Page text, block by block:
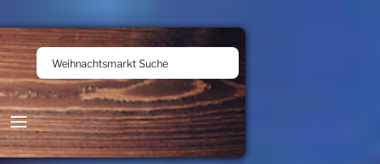
Weihnachtsmarkt Suche